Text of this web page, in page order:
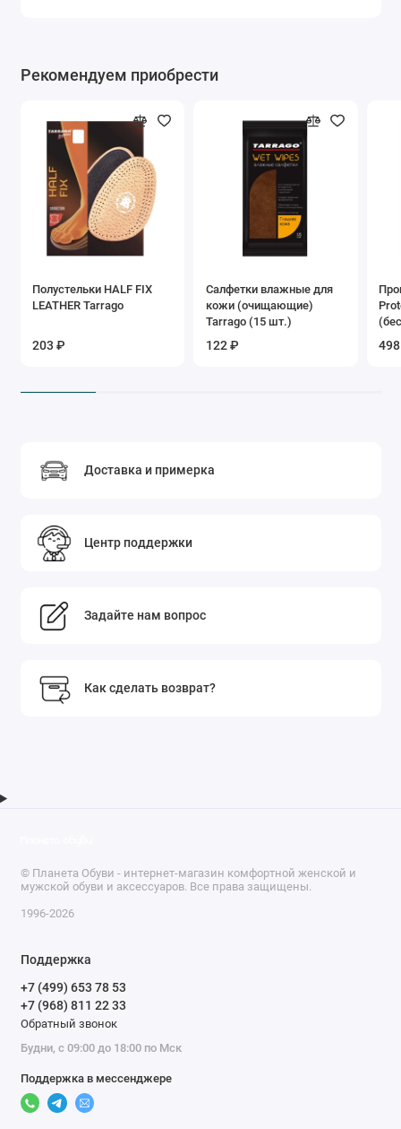
Рекомендуем приобрести
Полустельки HALF FIX
LEATHER Tarrago
203 ₽
Салфетки влажные для
кожи (очищающие)
Tarrago (15 шт.)
122 ₽
Доставка и примерка
Центр поддержки
Задайте нам вопрос
Как сделать возврат?
© Планета Обуви - интернет-магазин комфортной женской и
мужской обуви и аксессуаров. Все права защищены.
1996-2026
Поддержка
+7 (499) 653 78 53
+7 (968) 811 22 33
Обратный звонок
Будни, с 09:00 до 18:00 по Мск
Поддержка в мессенджере